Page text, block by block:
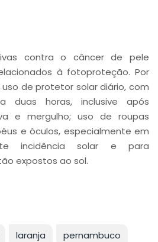
contra o câncer de pele
à fotoproteção. Por
de protetor solar diário, com
duas horas, inclusive após
e mergulho; uso de roupas
e óculos, especialmente em
incidência solar e para
expostos ao sol.
laranja
pernambuco